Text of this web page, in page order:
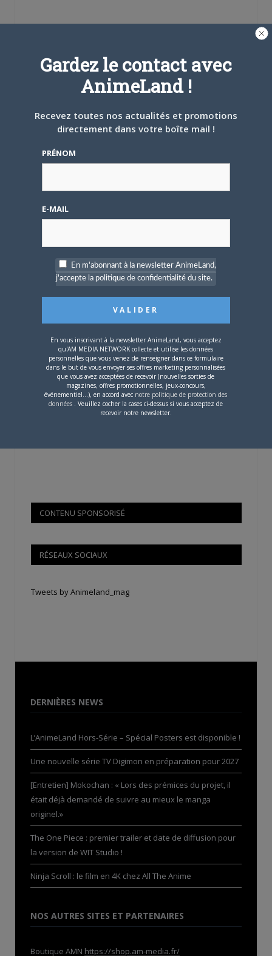
Mot de passe
compte
Mot de passe oublié ?
OÙ TROUVER NOS MAGAZINES
Pour savoir où trouver nos magazines, cliquez sur la
carte !
CONTENU SPONSORISÉ
RÉSEAUX SOCIAUX
Tweets by Animeland_mag
DERNIÈRES NEWS
L’AnimeLand Hors-Série – Spécial Posters est disponible !
Une nouvelle série TV Digimon en préparation pour 2027
[Entretien] Mokochan : « Lors des prémices du projet, il
était déjà demandé de suivre au mieux le manga
originel.»
The One Piece : premier trailer et date de diffusion pour
la version de WIT Studio !
Ninja Scroll : le film en 4K chez All The Anime
NOS AUTRES SITES ET PARTENAIRES
Boutique AMN https://shop.am-media.fr/
Gardez le contact avec
AnimeLand !
Recevez toutes nos actualités et promotions
directement dans votre boîte mail !
PRÉNOM
E-MAIL
En m'abonnant à la newsletter AnimeLand,
j'accepte la politique de confidentialité du site.
En vous inscrivant à la newsletter AnimeLand, vous acceptez
qu'AM MEDIA NETWORK collecte et utilise les données
personnelles que vous venez de renseigner dans ce formulaire
dans le but de vous envoyer ses offres marketing personnalisées
que vous avez acceptées de recevoir (nouvelles sorties de
magazines, offres promotionnelles, jeux-concours,
événementiel...), en accord avec notre politique de protection des
données . Veuillez cocher la cases ci-dessus si vous acceptez de
recevoir notre newsletter.